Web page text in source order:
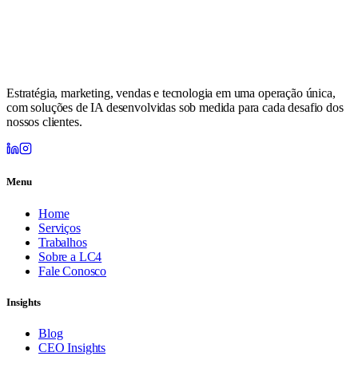
Estratégia, marketing, vendas e tecnologia em uma operação única,
com soluções de IA desenvolvidas sob medida para cada desafio dos
nossos clientes.
Menu
Home
Serviços
Trabalhos
Sobre a LC4
Fale Conosco
Insights
Blog
CEO Insights